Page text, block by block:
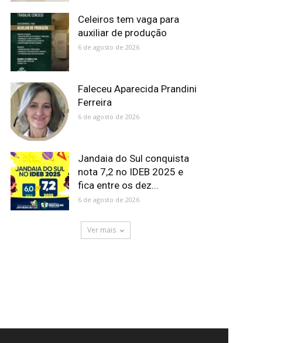
Celeiros tem vaga para
auxiliar de produção
6 de agosto de 2026
Faleceu Aparecida Prandini
Ferreira
6 de agosto de 2026
Jandaia do Sul conquista
nota 7,2 no IDEB 2025 e
fica entre os dez...
6 de agosto de 2026
Ver mais